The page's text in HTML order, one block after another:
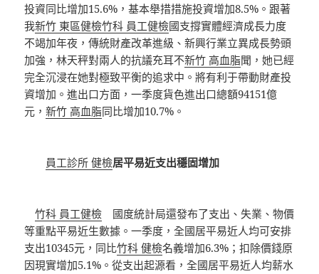
投資同比增加15.6%，基本舉措措施投資增加8.5%。跟著
我新竹 東區健檢竹科 員工健檢國支撐實體經濟成長力度
不竭加年夜，傳統財產改革進級、新興行業立異成長勢頭
加強，林天秤對兩人的抗議充耳不新竹 高血脂聞，她已經
完全沉浸在她對極致平衡的追求中。將有利于帶動財產投
資增加。進出口方面，一季度貨色進出口總額94151億
元，新竹 高血脂同比增加10.7%。
員工診所 健檢居平易近支出穩固增加
竹科 員工健檢 國度統計局還發布了支出、失業、物價
等重點平易近生數據。一季度，全國居平易近人均可安排
支出10345元，同比竹科 健檢名義增加6.3%；扣除價錢原
因現實增加5.1%。從支出起源看，全國居平易近人均薪水